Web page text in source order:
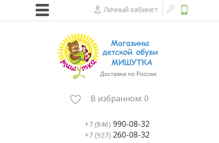
Личный кабинет
В избранном: 0
+7 (846) 990-08-32
+7 (927) 260-08-32